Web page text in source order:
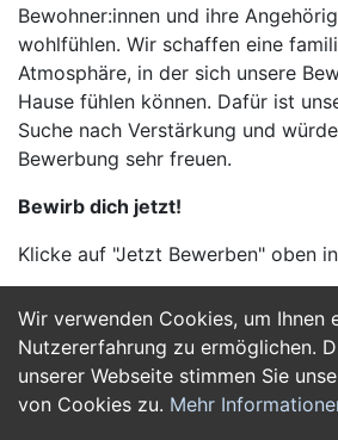
Wir verwenden Cookies, um Ihnen
Nutzererfahrung zu ermöglichen.
unserer Webseite stimmen Sie
von Cookies zu. Mehr
Bewohner:innen und ihre
wohlfühlen. Wir schaffen eine
Atmosphäre, in der sich unsere
Hause fühlen können. Dafür ist
Suche nach Verstärkung und
Bewerbung sehr freuen.
Bewirb dich jetzt!
Klicke auf "Jetzt Bewerben" oben
Jetzt